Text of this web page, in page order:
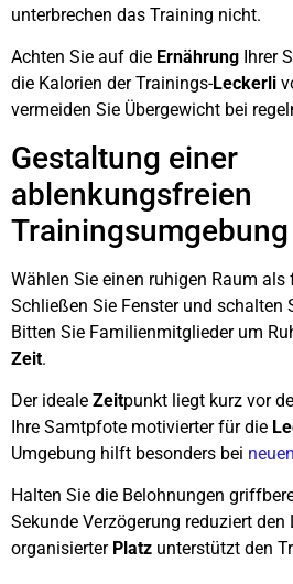
unterbrechen das Training nicht.
Achten Sie auf die Ernährung Ihrer
die Kalorien der Trainings-Leckerli
vermeiden Sie Übergewicht bei
Gestaltung einer
ablenkungsfreien
Trainingsumgebung
Wählen Sie einen ruhigen Raum als
Schließen Sie Fenster und schalten
Bitten Sie Familienmitglieder um
Zeit.
Der ideale Zeitpunkt liegt kurz vor
Ihre Samtpfote motivierter für die
Umgebung hilft besonders bei
Halten Sie die Belohnungen
Sekunde Verzögerung reduziert den
organisierter Platz unterstützt den